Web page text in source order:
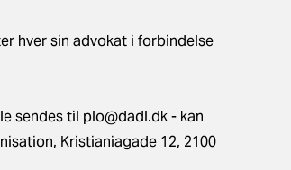
hver sin advokat i forbindelse
sendes til plo@dadl.dk- kan
Kristianiagade 12, 2100